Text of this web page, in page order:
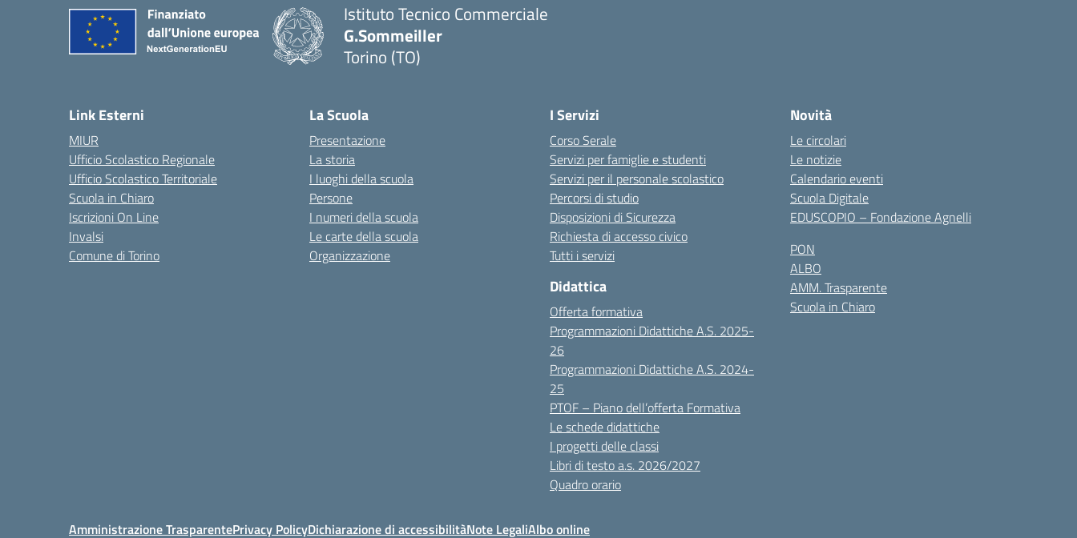
Istituto Tecnico Commerciale
G.Sommeiller
Torino (TO)
Link Esterni
MIUR
Ufficio Scolastico Regionale
Ufficio Scolastico Territoriale
Scuola in Chiaro
Iscrizioni On Line
Invalsi
Comune di Torino
La Scuola
Presentazione
La storia
I luoghi della scuola
Persone
I numeri della scuola
Le carte della scuola
Organizzazione
I Servizi
Corso Serale
Servizi per famiglie e studenti
Servizi per il personale scolastico
Percorsi di studio
Disposizioni di Sicurezza
Richiesta di accesso civico
Tutti i servizi
Didattica
Offerta formativa
Programmazioni Didattiche A.S. 2025-
26
Programmazioni Didattiche A.S. 2024-
25
PTOF – Piano dell’offerta Formativa
Le schede didattiche
I progetti delle classi
Libri di testo a.s. 2026/2027
Quadro orario
Novità
Le circolari
Le notizie
Calendario eventi
Scuola Digitale
EDUSCOPIO – Fondazione Agnelli
PON
ALBO
AMM. Trasparente
Scuola in Chiaro
Amministrazione TrasparentePrivacy PolicyDichiarazione di accessibilitàNote LegaliAlbo online